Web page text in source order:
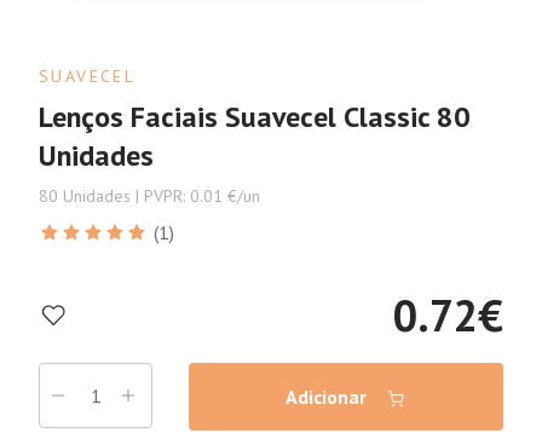
SUAVECEL
Lenços Faciais Suavecel Classic 80
Unidades
80 Unidades | PVPR: 0.01 €/un
(1)
0.72€
Adicionar